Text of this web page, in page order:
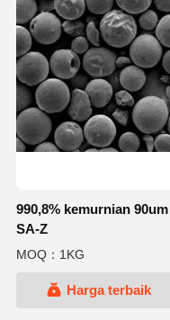
990,8% kemurnian
SA-Z
MOQ：1KG
Harga terbaik